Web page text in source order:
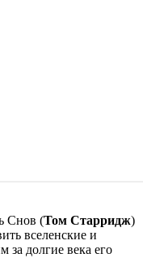
Снов (Том Старридж)
вселенские и
за долгие века его